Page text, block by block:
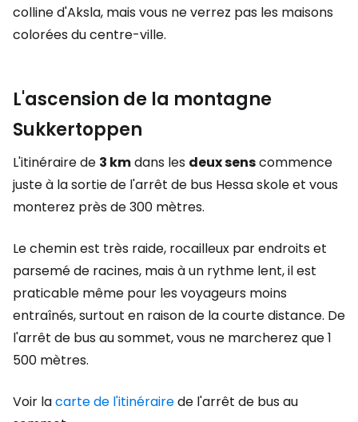
colline d'Aksla, mais vous ne verrez pas les maisons
colorées du centre-ville.
L'ascension de la montagne
Sukkertoppen
L'itinéraire de 3 kmdans les deux senscommence
juste à la sortie de l'arrêt de bus Hessa skole et vous
monterez près de 300 mètres.
Le chemin est très raide, rocailleux par endroits et
parsemé de racines, mais à un rythme lent, il est
praticable même pour les voyageurs moins
entraînés, surtout en raison de la courte distance. De
l'arrêt de bus au sommet, vous ne marcherez que 1
500 mètres.
Voir lacarte de l'itinérairede l'arrêt de bus au